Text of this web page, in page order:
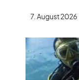
7. August 2026